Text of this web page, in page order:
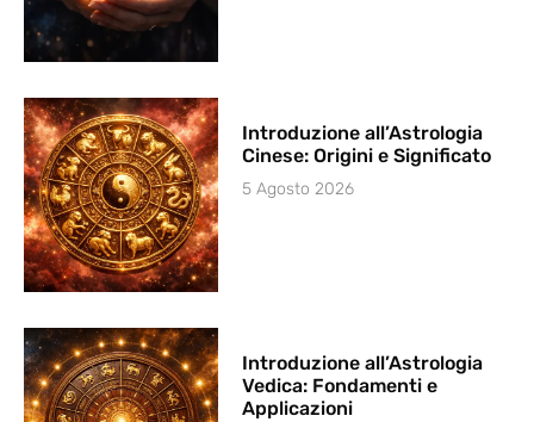
Introduzione all’Astrologia
Cinese: Origini e Significato
5 Agosto 2026
Introduzione all’Astrologia
Vedica: Fondamenti e
Applicazioni